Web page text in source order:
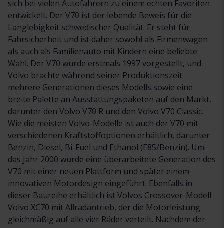
sich bei vielen Autofahrern zu einem echten Favoriten
entwickelt. Der V70 ist der lebende Beweis für die
Langlebigkeit schwedischer Qualität. Er steht für
Fahrsicherheit und ist daher sowohl als Firmenwagen
als auch als Familienauto mit Kindern eine beliebte
Wahl. Der V70 wurde erstmals 1997 vorgestellt, und
Volvo brachte während seiner Produktionszeit
mehrere Generationen dieses Modells sowie eine
breite Palette an Ausstattungspaketen auf den Markt,
darunter den Volvo V70 R und den Volvo V70 Classic.
Wie die meisten Volvo-Modelle ist auch der V70 mit
verschiedenen Kraftstoffoptionen erhältlich, darunter
Benzin, Diesel, Bi-Fuel und Ethanol (E85/Benzin). Um
das Jahr 2000 wurde eine überarbeitete Generation des
V70 mit einer neuen Plattform und später einem
innovativen Motordesign eingeführt. Ebenfalls in
dieser Baureihe erhältlich ist Volvos Crossover-Modell
Volvo XC70 mit Allradantrieb, der die Motorleistung
gleichmäßig auf alle vier Räder verteilt. Nachdem der